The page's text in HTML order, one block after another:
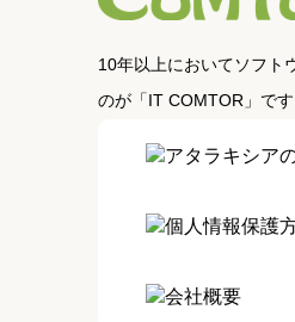
10年以上においてソフト
のが「IT COMTOR」で
アタラキシア
個人情報保護
会社概要